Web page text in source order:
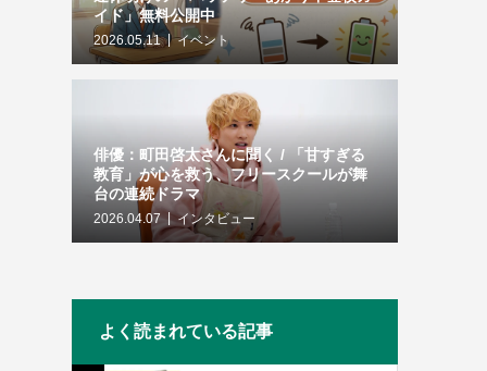
イド」無料公開中
2026.05.11 イベント
俳優：町田啓太さんに聞く / 「甘すぎる
教育」が心を救う、フリースクールが舞
台の連続ドラマ
2026.04.07 インタビュー
よく読まれている記事